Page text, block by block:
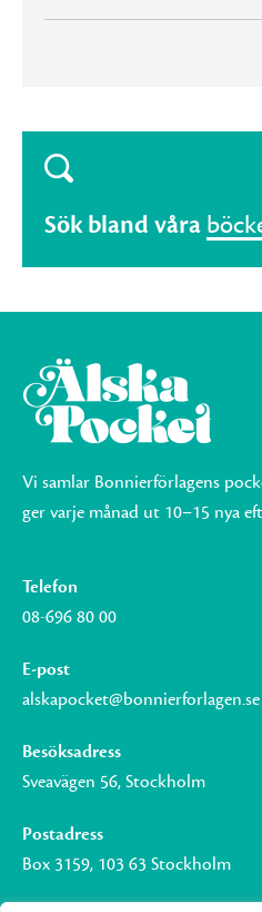
Sök bland våra
Vi samlar Bonnierförlagens
ger varje månad ut 10–15 nya
Telefon
08-696 80 00
E-post
alskapocket@bonnierforlagen.se
Besöksadress
Sveavägen 56, Stockholm
Postadress
Box 3159, 103 63 Stockholm